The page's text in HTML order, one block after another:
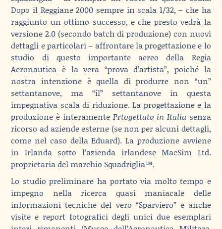
Dopo il Reggiane 2000 sempre in scala 1/32, – che ha
raggiunto un ottimo successo, e che presto vedrà la
versione 2.0 (secondo batch di produzione) con nuovi
dettagli e particolari – affrontare la progettazione e lo
studio di questo importante aereo della Regia
Aeronautica è la vera “prova d’artista”, poiché la
nostra intenzione è quella di produrre non “un”
settantanove, ma “il” settantanove in questa
impegnativa scala di riduzione. La progettazione e la
produzione è interamente Prtogettato in Italia senza
ricorso ad aziende esterne (se non per alcuni dettagli,
come nel caso della Eduard). La produzione avviene
in Irlanda sotto l’azienda irlandese MacSim Ltd.
proprietaria del marchio Squadriglia™.
Lo studio preliminare ha portato via molto tempo e
impegno nella ricerca quasi maniacale delle
informazioni tecniche del vero “Sparviero” e anche
visite e report fotografici degli unici due esemplari